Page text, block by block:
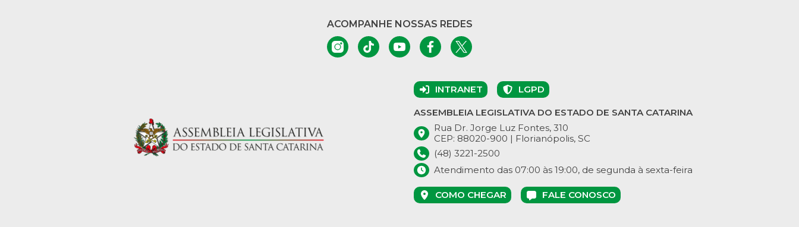
ACOMPANHE NOSSAS REDES
INTRANET LGPD
ASSEMBLEIA LEGISLATIVA DO ESTADO DE SANTA CATARINA
Rua Dr. Jorge Luz Fontes, 310
CEP: 88020-900 | Florianópolis, SC
(48) 3221-2500
Atendimento das 07:00 às 19:00, de segunda à sexta-feira
COMO CHEGAR FALE CONOSCO